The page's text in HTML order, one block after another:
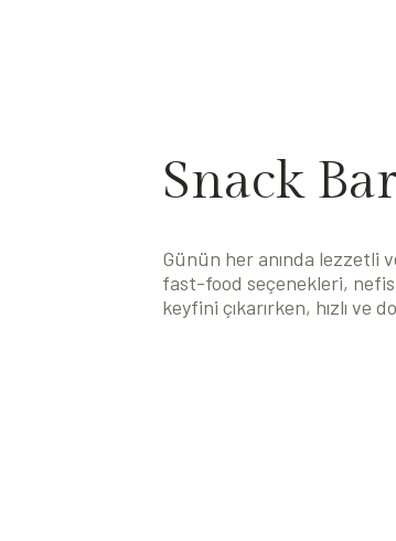
Snack
Günün her anında lezzetli
fast-food seçenekleri,
keyfini çıkarırken, hızlı